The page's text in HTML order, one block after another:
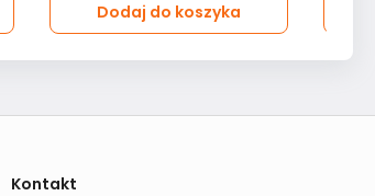
Dodaj do koszyka
Kontakt